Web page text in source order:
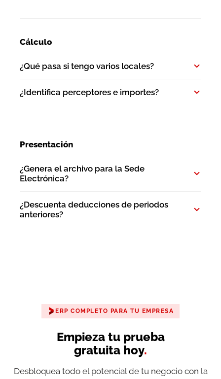
Cálculo
¿Qué pasa si tengo varios locales?
¿Identifica perceptores e importes?
Presentación
¿Genera el archivo para la Sede
Electrónica?
¿Descuenta deducciones de periodos
anteriores?
ERP COMPLETO PARA TU EMPRESA
Empieza tu prueba
gratuita hoy.
Desbloquea todo el potencial de tu negocio con la